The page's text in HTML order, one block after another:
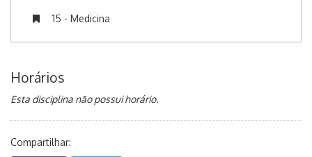
15 - Medicina
Horários
Esta disciplina não possui horário.
Compartilhar: